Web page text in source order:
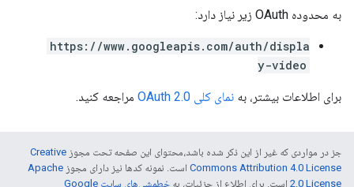
به محدوده OAuth زیر نیاز دارد:
https://www.googleapis.com/auth/displa
y-video
برای اطلاعات بیشتر، به نمای کلی OAuth 2.0 مراجعه کنید.
جز در مواردی که غیر از این ذکر شده باشد،‌محتوای این صفحه تحت مجوز Creative
Commons Attribution 4.0 License است. نمونه کدها نیز دارای مجوز Apache
2.0 License است. برای اطلاع از جزئیات، به
خطمشی‌های سایت Google